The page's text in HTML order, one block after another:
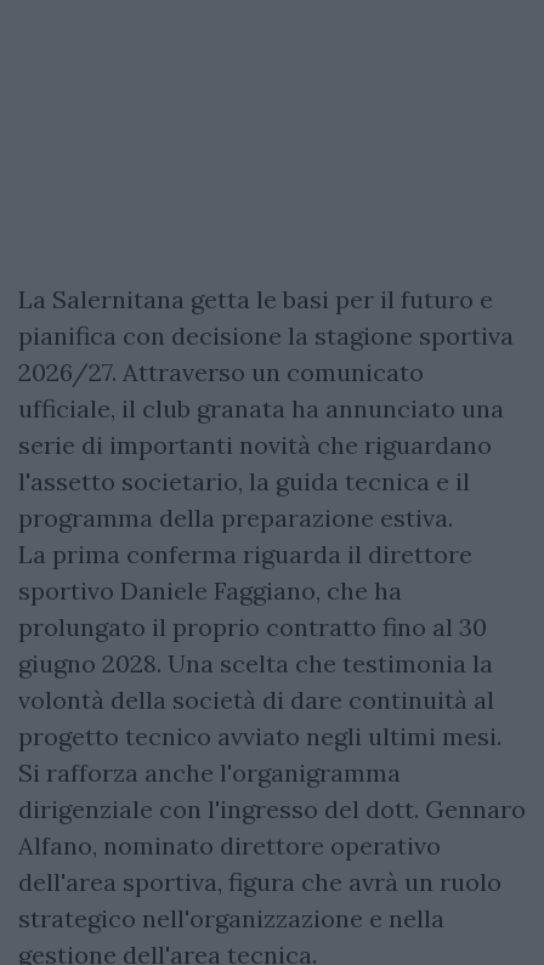
La Salernitana getta le basi per il futuro e
pianifica con decisione la stagione sportiva
2026/27. Attraverso un comunicato
ufficiale, il club granata ha annunciato una
serie di importanti novità che riguardano
l'assetto societario, la guida tecnica e il
programma della preparazione estiva.
La prima conferma riguarda il direttore
sportivo Daniele Faggiano, che ha
prolungato il proprio contratto fino al 30
giugno 2028. Una scelta che testimonia la
volontà della società di dare continuità al
progetto tecnico avviato negli ultimi mesi.
Si rafforza anche l'organigramma
dirigenziale con l'ingresso del dott. Gennaro
Alfano, nominato direttore operativo
dell'area sportiva, figura che avrà un ruolo
strategico nell'organizzazione e nella
gestione dell'area tecnica.